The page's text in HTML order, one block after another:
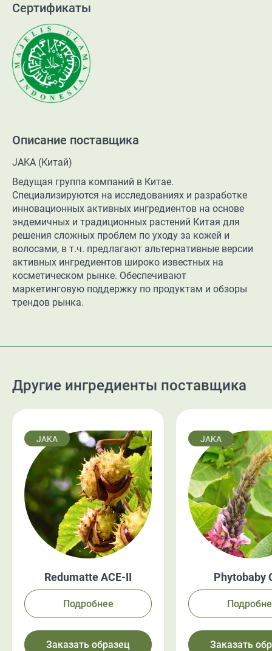
Сертификаты
Описание поставщика
JAKA (Китай)
Ведущая группа компаний в Китае.
Специализируются на исследованиях и разработке
инновационных активных ингредиентов на основе
эндемичных и традиционных растений Китая для
решения сложных проблем по уходу за кожей и
волосами, в т.ч. предлагают альтернативные версии
активных ингредиентов широко известных на
косметическом рынке. Обеспечивают
маркетинговую поддержку по продуктам и обзоры
трендов рынка.
Другие ингредиенты поставщика
JAKA
Redumatte ACE-II
Подробнее
Заказать образец
JAKA
Phytobaby
Заказать